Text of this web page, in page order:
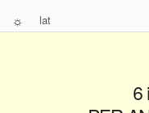
☼ lat
6